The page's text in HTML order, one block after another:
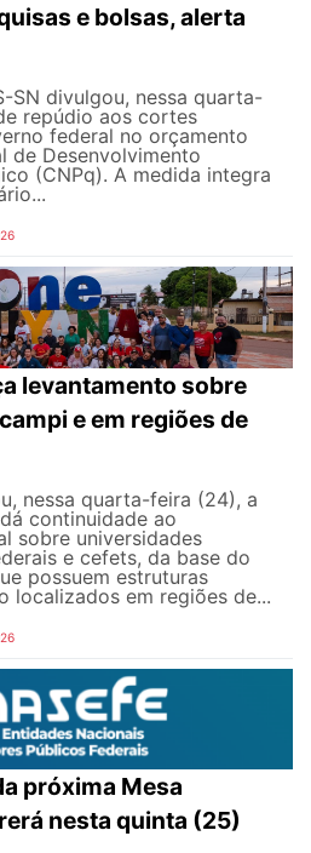
e bolsas, alerta
SN divulgou, nessa quarta-
repúdio aos cortes
federal no orçamento
de Desenvolvimento
(CNPq). A medida integra
levantamento sobre
e em regiões de
nessa quarta-feira (24), a
continuidade ao
sobre universidades
e cefets, da base do
possuem estruturas
localizados em regiões de...
próxima Mesa
nesta quinta (25)